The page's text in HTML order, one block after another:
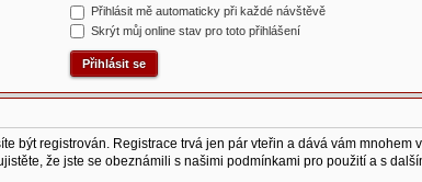
Přihlásit mě automaticky při každé návštěvě
Skrýt můj online stav pro toto přihlášení
být registrován. Registrace trvá jen pár vteřin a dává vám
že jste se obeznámili s našimi podmínkami pro použití a s